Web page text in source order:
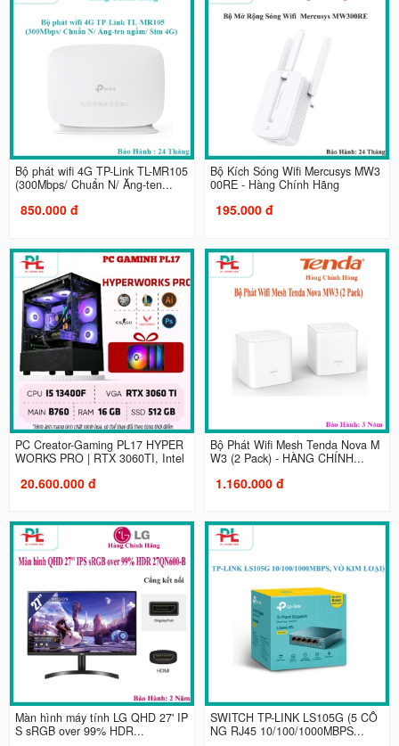
Bộ phát wifi 4G TP-Link TL-MR105
(300Mbps/ Chuẩn N/ Ăng-ten...
850.000 đ
Bộ Kích Sóng Wifi Mercusys MW3
00RE - Hàng Chính Hãng
195.000 đ
PC Creator-Gaming PL17 HYPER
WORKS PRO | RTX 3060TI, Intel
20.600.000 đ
Bộ Phát Wifi Mesh Tenda Nova M
W3 (2 Pack) - HÀNG CHÍNH...
1.160.000 đ
Màn hình máy tính LG QHD 27' IP
S sRGB over 99% HDR...
SWITCH TP-LINK LS105G (5 CỔ
NG RJ45 10/100/1000MBPS...